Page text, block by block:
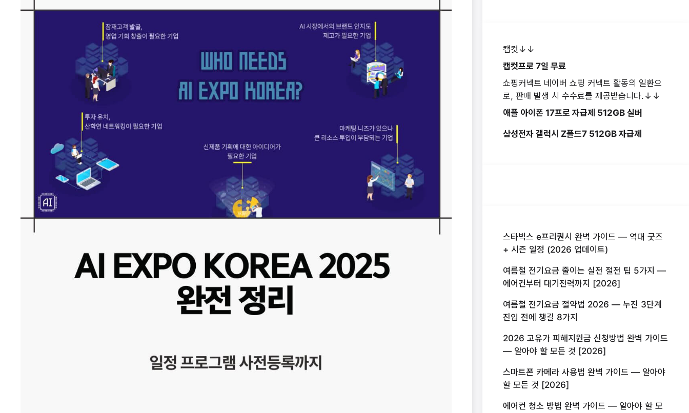
캡컷↓↓
캡컷프로 7일 무료
쇼핑커넥트 네이버 쇼핑 커넥트 활동의 일환으
로, 판매 발생 시 수수료를 제공받습니다.↓↓
애플 아이폰 17프로 자급제 512GB 실버
삼성전자 갤럭시 Z폴드7 512GB 자급제
스타벅스 e프리퀀시 완벽 가이드 — 역대 굿즈
+ 시즌 일정 (2026 업데이트)
여름철 전기요금 줄이는 실전 절전 팁 5가지 —
에어컨부터 대기전력까지 [2026]
여름철 전기요금 절약법 2026 — 누진 3단계
진입 전에 챙길 8가지
2026 고유가 피해지원금 신청방법 완벽 가이드
— 알아야 할 모든 것 [2026]
스마트폰 카메라 사용법 완벽 가이드 — 알아야
할 모든 것 [2026]
에어컨 청소 방법 완벽 가이드 — 알아야 할 모